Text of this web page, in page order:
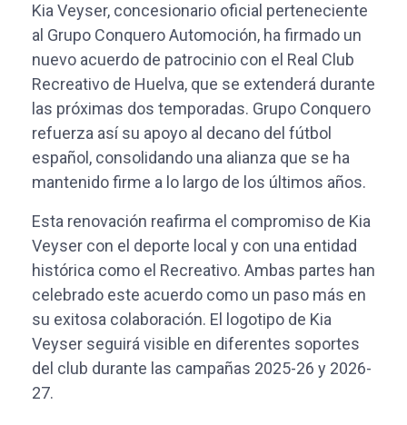
Kia Veyser, concesionario oficial perteneciente
al Grupo Conquero Automoción, ha firmado un
nuevo acuerdo de patrocinio con el Real Club
Recreativo de Huelva, que se extenderá durante
las próximas dos temporadas. Grupo Conquero
refuerza así su apoyo al decano del fútbol
español, consolidando una alianza que se ha
mantenido firme a lo largo de los últimos años.
Esta renovación reafirma el compromiso de Kia
Veyser con el deporte local y con una entidad
histórica como el Recreativo. Ambas partes han
celebrado este acuerdo como un paso más en
su exitosa colaboración. El logotipo de Kia
Veyser seguirá visible en diferentes soportes
del club durante las campañas 2025-26 y 2026-
27.